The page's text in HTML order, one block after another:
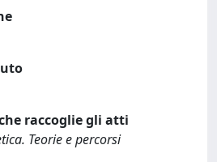
raccoglie gli atti
Teorie e percorsi